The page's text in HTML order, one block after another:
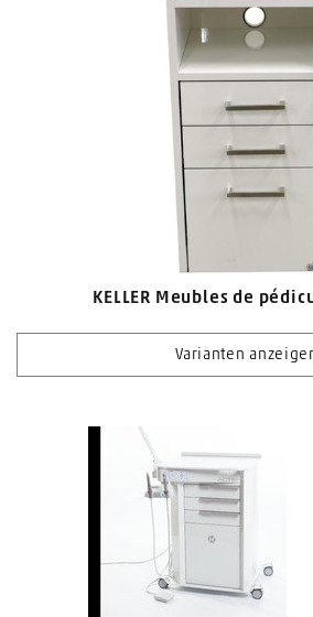
KELLER Meubles de
Varianten